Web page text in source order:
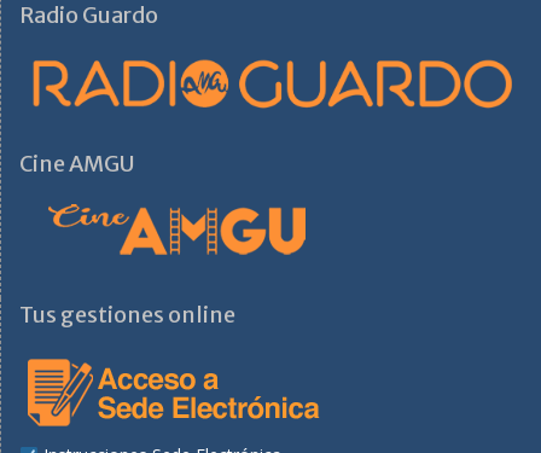
Radio Guardo
Cine AMGU
Tus gestiones online